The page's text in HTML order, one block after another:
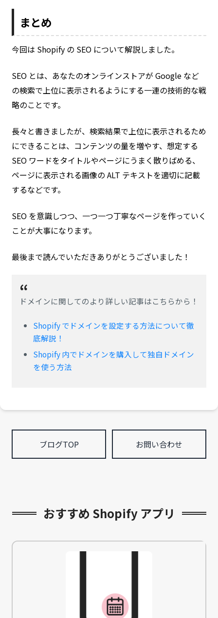
まとめ
今回は Shopify の SEO について解説しました。
SEO とは、あなたのオンラインストアが Google など
の検索で上位に表示されるようにする一連の技術的な戦
略のことです。
長々と書きましたが、検索結果で上位に表示されるため
にできることは、コンテンツの量を増やす、想定する
SEO ワードをタイトルやページにうまく散りばめる、
ページに表示される画像の ALT テキストを適切に記載
するなどです。
SEO を意識しつつ、一つ一つ丁寧なページを作っていく
ことが大事になります。
最後まで読んでいただきありがとうございました！
ドメインに関してのより詳しい記事はこちらから！
Shopify でドメインを設定する方法について徹
底解説！
Shopify 内でドメインを購入して独自ドメイン
を使う方法
ブログTOP お問い合わせ
おすすめ Shopify アプリ